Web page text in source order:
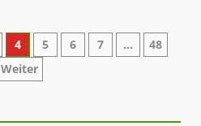
4 5 6 7 …
48
Weiter